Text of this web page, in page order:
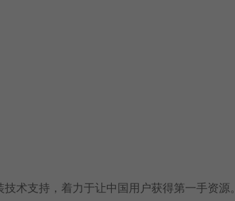
术支持，着力于让中国用户获得第一手资源。